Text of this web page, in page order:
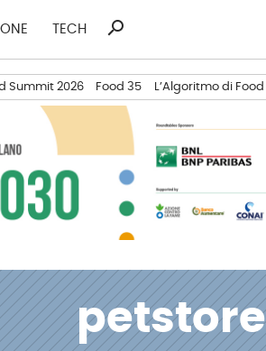
TECH
Ricerca
search
Summit 2026 Food 35 L’Algoritmo di Food
petstore